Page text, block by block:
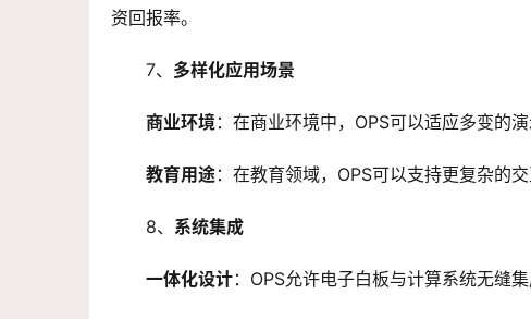
资回报率。
7、 多样化应用场景
商业环境：在商业环境中，OPS可以适应多变的
教育用途：在教育领域，OPS可以支持更复杂的
8、 系统集成
一体化设计：OPS允许电子白板与计算系统无缝